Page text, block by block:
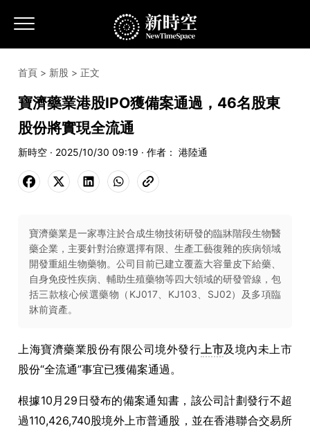
首頁 > 新股 > 正文
寶濟藥業港股IPO獲備案通過，46名股東
股份將實現全流通
新時空 · 2025/10/30 09:19 · 作者： 港陸通
寶濟藥業是一家專注於合成生物技術研發的臨牀階段生物醫
藥企業，主要針對治療選擇有限、生產工藝復雜的疾病領域
開發重組生物藥物。公司目前已建立覆蓋大容量皮下給藥、
自身免疫性疾病、輔助生殖藥物等四大領域的研發管線，包
括三款核心候選藥物（KJ017、KJ103、SJ02）及多項臨
牀前資產。
上海寶濟藥業股份有限公司境外發行上市及境內未上市
股份“全流通”事宜已獲備案通過。
根據10月29日發布的備案通知書，該公司計劃發行不超
過110,426,740股境外上市普通股，並在香港聯合交易所